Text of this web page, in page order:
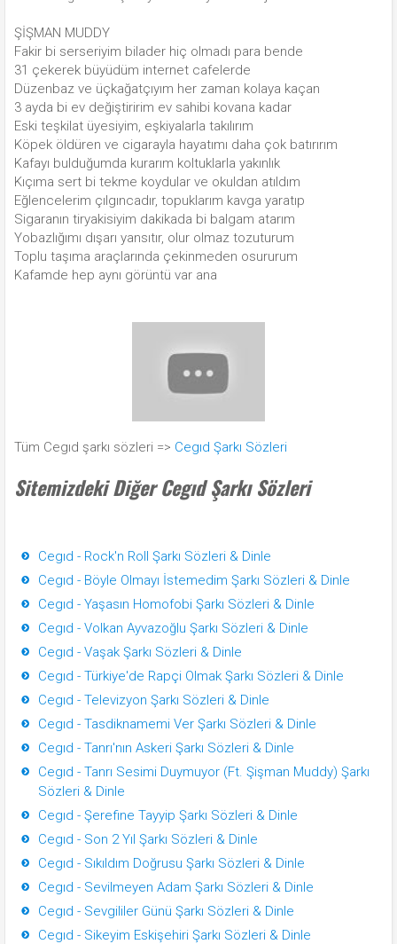
ŞİŞMAN MUDDY
Fakir bi serseriyim bilader hiç olmadı para bende
31 çekerek büyüdüm internet cafelerde
Düzenbaz ve üçkağatçıyım her zaman kolaya kaçan
3 ayda bi ev değiştiririm ev sahibi kovana kadar
Eski teşkilat üyesiyim, eşkiyalarla takılırım
Köpek öldüren ve cigarayla hayatımı daha çok batırırım
Kafayı bulduğumda kurarım koltuklarla yakınlık
Kıçıma sert bi tekme koydular ve okuldan atıldım
Eğlencelerim çılgıncadır, topuklarım kavga yaratıp
Sigaranın tiryakisiyim dakikada bi balgam atarım
Yobazlığımı dışarı yansıtır, olur olmaz tozuturum
Toplu taşıma araçlarında çekinmeden osururum
Kafamde hep aynı görüntü var ana
Tüm Cegıd şarkı sözleri => Cegıd Şarkı Sözleri
Sitemizdeki Diğer Cegıd Şarkı Sözleri
Cegıd - Rock'n Roll Şarkı Sözleri & Dinle
Cegıd - Böyle Olmayı İstemedim Şarkı Sözleri & Dinle
Cegıd - Yaşasın Homofobi Şarkı Sözleri & Dinle
Cegıd - Volkan Ayvazoğlu Şarkı Sözleri & Dinle
Cegıd - Vaşak Şarkı Sözleri & Dinle
Cegıd - Türkiye'de Rapçi Olmak Şarkı Sözleri & Dinle
Cegıd - Televizyon Şarkı Sözleri & Dinle
Cegıd - Tasdiknamemi Ver Şarkı Sözleri & Dinle
Cegıd - Tanrı'nın Askeri Şarkı Sözleri & Dinle
Cegıd - Tanrı Sesimi Duymuyor (Ft. Şişman Muddy) Şarkı
Sözleri & Dinle
Cegıd - Şerefine Tayyip Şarkı Sözleri & Dinle
Cegıd - Son 2 Yıl Şarkı Sözleri & Dinle
Cegıd - Sıkıldım Doğrusu Şarkı Sözleri & Dinle
Cegıd - Sevilmeyen Adam Şarkı Sözleri & Dinle
Cegıd - Sevgililer Günü Şarkı Sözleri & Dinle
Cegıd - Sikeyim Eskişehiri Şarkı Sözleri & Dinle